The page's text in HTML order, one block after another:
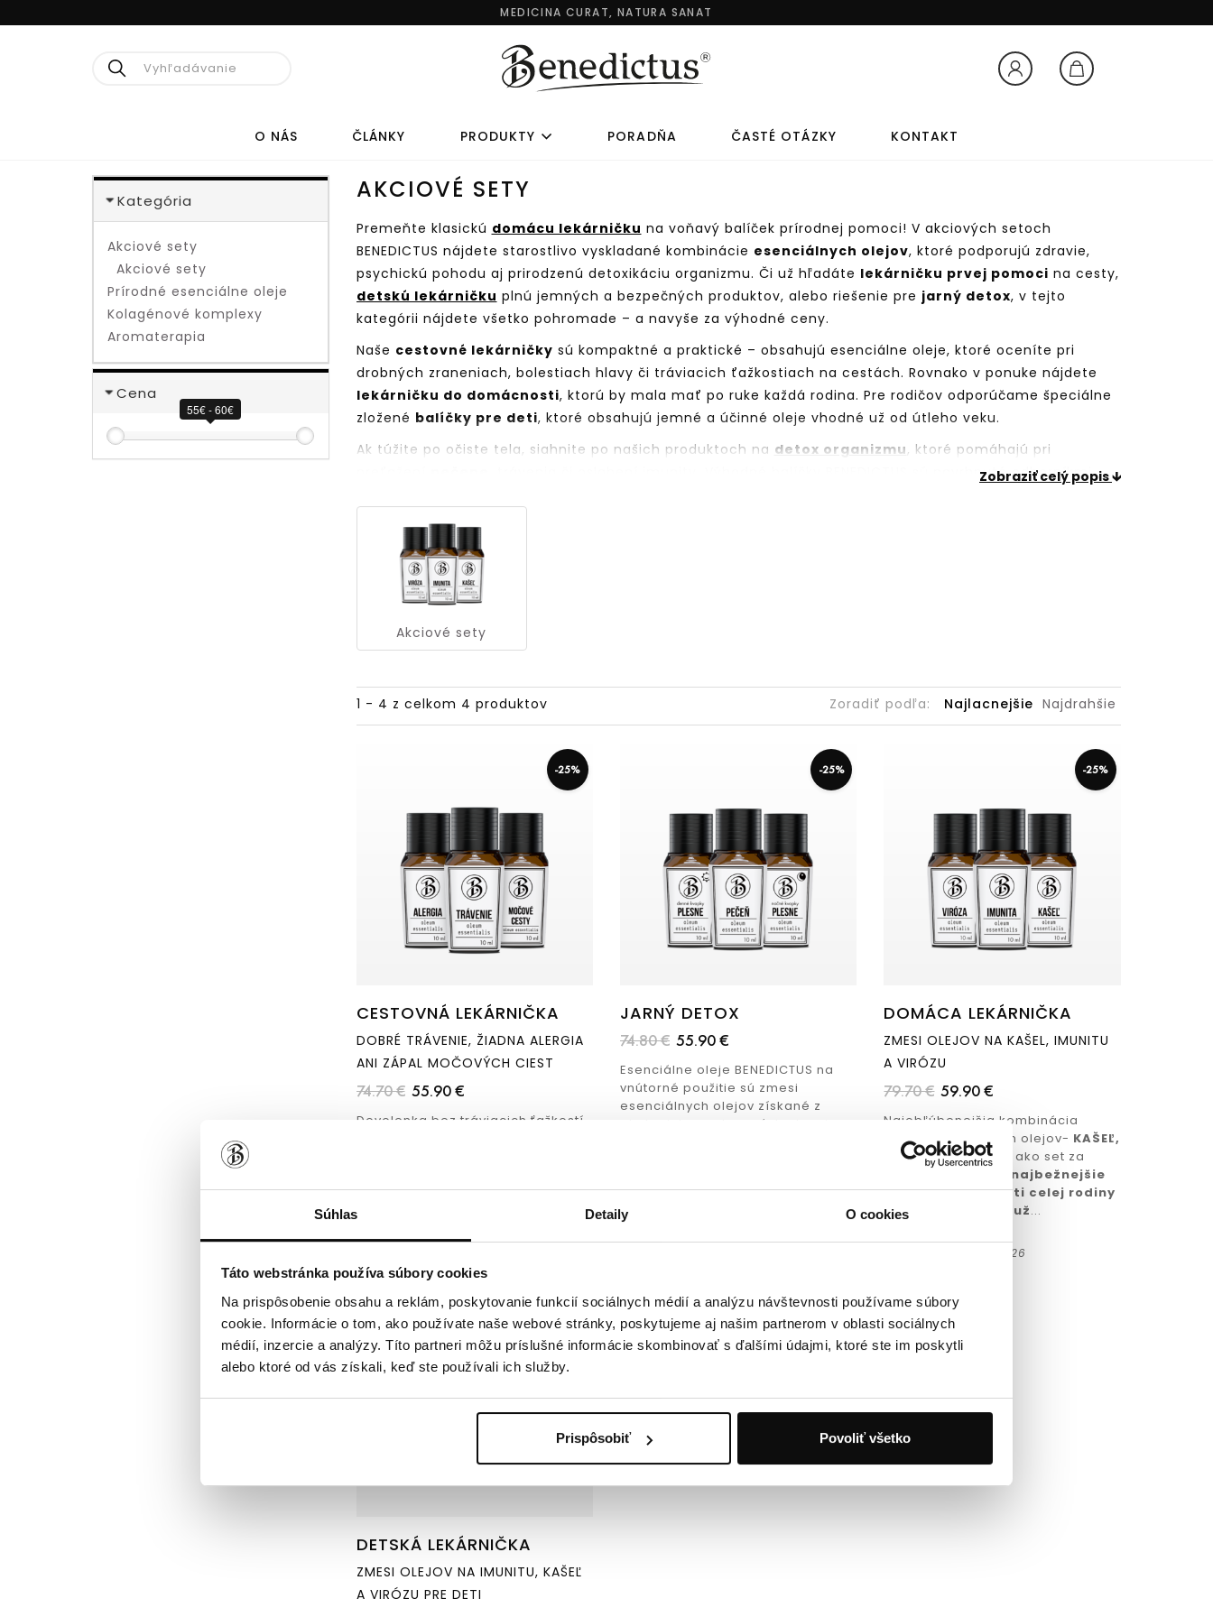
Súhlas Detaily O cookies
Táto webstránka používa súbory cookies
Na prispôsobenie obsahu a reklám, poskytovanie funkcií sociálnych médií a analýzu návštevnosti používame súbory
cookie. Informácie o tom, ako používate naše webové stránky, poskytujeme aj našim partnerom v oblasti sociálnych
médií, inzercie a analýzy. Títo partneri môžu príslušné informácie skombinovať s ďalšími údajmi, ktoré ste im poskytli
alebo ktoré od vás získali, keď ste používali ich služby.
Prispôsobiť Povoliť všetko
MEDICINA CURAT, NATURA SANAT
PrihlásenieKošík
Hľadať
O NÁS ČLÁNKY PRODUKTY
PRÍRODNÁ
CÉDROVÝ OLEJ
HERPESTOP
NA POSILNENIE IMUNITY
KOMPLEXY
KOLAGÉNOVÉ KOMPLEXY
KOLAGÉN PRE DETI
KOLAGÉN NA KOSTI A KĹBY
KOLAGÉN PRE ŠPORTOVCOV
KOLAGÉN PRE ŽENY
AKCIOVÉ SETY
AKCIOVÉ SETY
JARNÝ DETOX
DETSKÁ LEKÁRNIČKA
DOMÁCA LEKÁRNIČKA
CESTOVNÁ LEKÁRNIČKA
AROMATERAPIA
AROMATERAPIA
PORADŇA ČASTÉ OTÁZKY KONTAKT
Kategória
Akciové sety
Akciové sety
Prírodné esenciálne oleje
Kolagénové komplexy
Aromaterapia
Cena
55€ - 60€
AKCIOVÉ SETY
Premeňte klasickú domácu lekárničku na voňavý balíček prírodnej pomoci! V akciových setoch
BENEDICTUS nájdete starostlivo vyskladané kombinácie esenciálnych olejov, ktoré podporujú zdravie,
psychickú pohodu aj prirodzenú detoxikáciu organizmu. Či už hľadáte lekárničku prvej pomoci na cesty,
detskú lekárničku plnú jemných a bezpečných produktov, alebo riešenie pre jarný detox, v tejto
kategórii nájdete všetko pohromade – a navyše za výhodné ceny.
Naše cestovné lekárničky sú kompaktné a praktické – obsahujú esenciálne oleje, ktoré oceníte pri
drobných zraneniach, bolestiach hlavy či tráviacich ťažkostiach na cestách. Rovnako v ponuke nájdete
lekárničku do domácnosti, ktorú by mala mať po ruke každá rodina. Pre rodičov odporúčame špeciálne
zložené balíčky pre deti, ktoré obsahujú jemné a účinné oleje vhodné už od útleho veku.
Ak túžite po očiste tela, siahnite po našich produktoch na detox organizmu, ktoré pomáhajú pri
, trávenia či oslabení imunity. Výhodné balíčky BENEDICTUS sú navrhnuté odborníkmi,
Zobraziť celý popis
Akciové sety
1 - 4 z celkom 4 produktov Zoradiť podľa: Najlacnejšie Najdrahšie
-25%
CESTOVNÁ LEKÁRNIČKA
DOBRÉ TRÁVENIE, ŽIADNA ALERGIA
ANI ZÁPAL MOČOVÝCH CIEST
74.70 € 55.90 €
Dovolenka bez tráviacich ťažkostí,
Doručíme do 10.8.2026
-25%
JARNÝ DETOX
74.80 € 55.90 €
Esenciálne oleje BENEDICTUS na
vnútorné použitie sú zmesi
esenciálnych olejov získané z
ekologicky pestovaných ako aj
Doručíme do 10.8.2026
-25%
DOMÁCA LEKÁRNIČKA
ZMESI OLEJOV NA KAŠEL, IMUNITU
A VIRÓZU
79.70 € 59.90 €
Najobľúbenejšia kombinácia
zmesí esenciálnych olejov- KAŠEĽ,
VIRÓZA A IMUNITA
ako set za
Tie najbežnejšie
zdravotné ťažkosti celej rodiny
zvládnete užitím už...
Doručíme do 10.8.2026
-25%
DETSKÁ LEKÁRNIČKA
ZMESI OLEJOV NA IMUNITU, KAŠEĽ
A VIRÓZU PRE DETI